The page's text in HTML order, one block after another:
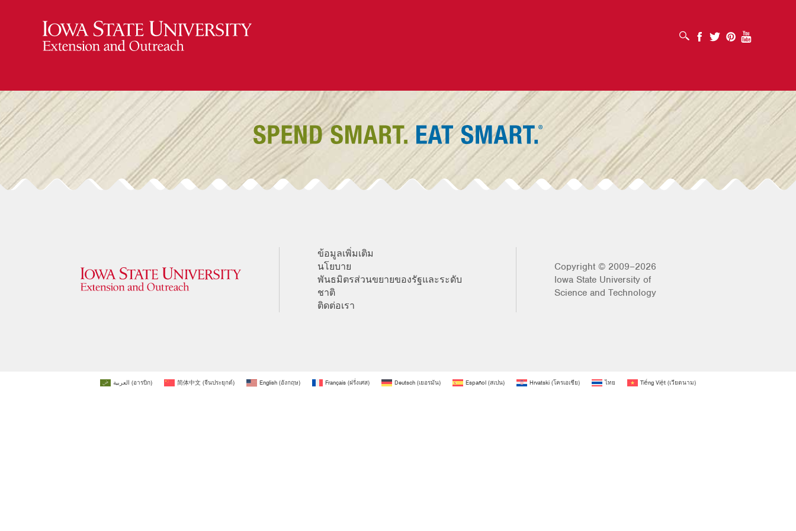
เปิดช่องค้นหา Facebook
Twitter PinterestYoutube
ข้อมูลเพิ่มเติม
นโยบาย
พันธมิตรส่วนขยายของรัฐและระดับ
ชาติ
ติดต่อเรา
Copyright © 2009–2026
Iowa State University of
Science and Technology
العربية (อารบิก) 简体中文 (จีนประยุกต์) English (อังกฤษ) Français (ฝรั่งเศส) Deutsch (เยอรมัน) Español (สเปน) Hrvatski (โครเอเชีย) ไทย Tiếng Việt (เวียดนาม)